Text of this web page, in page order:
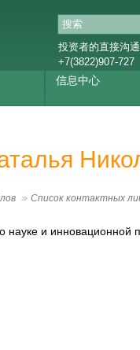
投资者的直接沟
+7(3822)907-727
信息中心
Список контактных
науке и инновационной